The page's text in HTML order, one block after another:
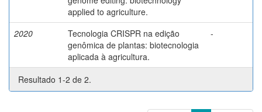
applied to agriculture.
2020
Tecnologia CRISPR na edição
genômica de plantas: biotecnologia
aplicada à agricultura.
-
Resultado 1-2 de 2.